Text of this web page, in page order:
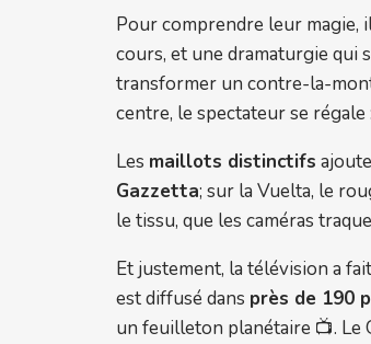
Pour comprendre leur magie,
cours, et une dramaturgie qui
transformer un contre-la-
centre, le spectateur se
Les maillots distinctifs
Gazzetta; sur la Vuelta, le
le tissu, que les caméras
Et justement, la télévision a
est diffusé dans près de 190
un feuilleton planétaire 📺. Le